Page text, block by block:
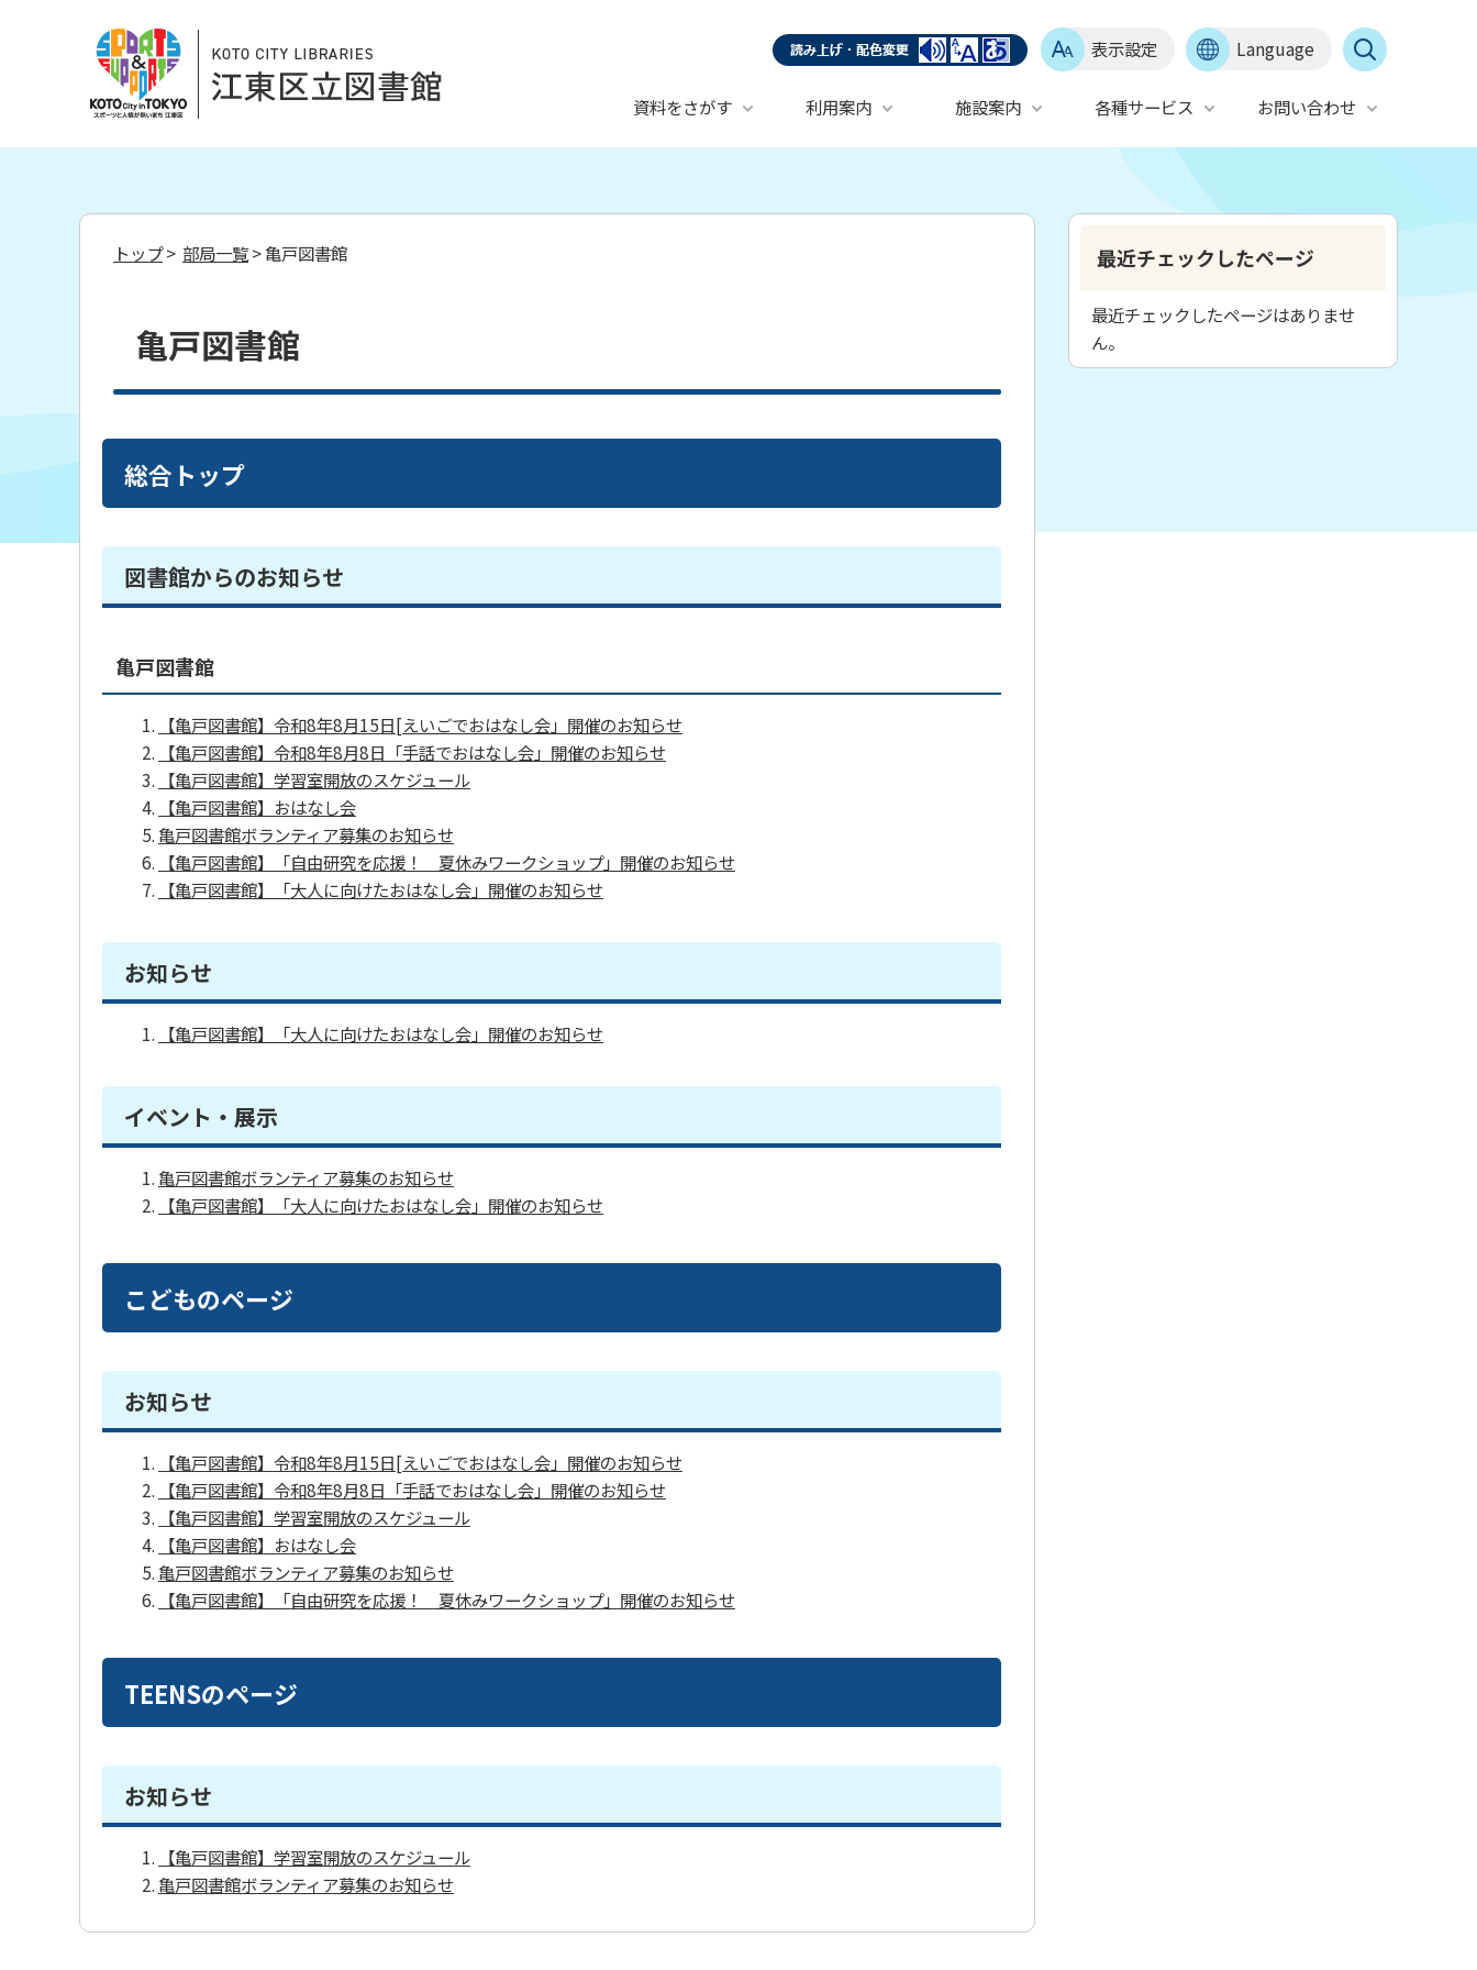
表示設定 Language
資料をさがす 利用案内 施設案内 各種サービス お問い合わせ
トップ> 部局一覧> 亀戸図書館
亀戸図書館
総合トップ
図書館からのお知らせ
亀戸図書館
【亀戸図書館】令和8年8月15日[えいごでおはなし会」開催のお知らせ
【亀戸図書館】令和8年8月8日「手話でおはなし会」開催のお知らせ
【亀戸図書館】学習室開放のスケジュール
【亀戸図書館】おはなし会
亀戸図書館ボランティア募集のお知らせ
【亀戸図書館】「自由研究を応援！ 夏休みワークショップ」開催のお知らせ
【亀戸図書館】「大人に向けたおはなし会」開催のお知らせ
お知らせ
【亀戸図書館】「大人に向けたおはなし会」開催のお知らせ
イベント・展示
亀戸図書館ボランティア募集のお知らせ
【亀戸図書館】「大人に向けたおはなし会」開催のお知らせ
こどものページ
お知らせ
【亀戸図書館】令和8年8月15日[えいごでおはなし会」開催のお知らせ
【亀戸図書館】令和8年8月8日「手話でおはなし会」開催のお知らせ
【亀戸図書館】学習室開放のスケジュール
【亀戸図書館】おはなし会
亀戸図書館ボランティア募集のお知らせ
【亀戸図書館】「自由研究を応援！ 夏休みワークショップ」開催のお知らせ
TEENSのページ
お知らせ
【亀戸図書館】学習室開放のスケジュール
亀戸図書館ボランティア募集のお知らせ
最近チェックしたページ
最近チェックしたページはありませ
ん。